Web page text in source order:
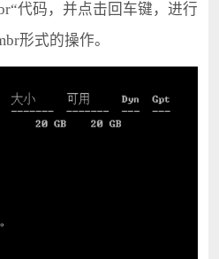
代码，并点击回车键，进行
形式的操作。